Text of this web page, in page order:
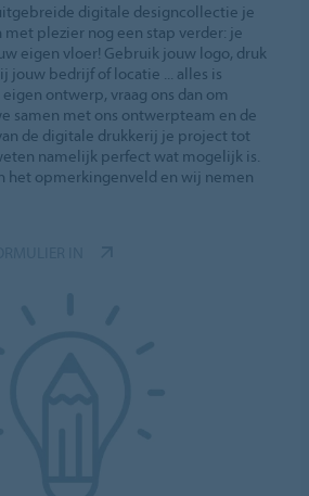
digitale designcollectie je
met plezier nog een stap verder: je
eigen vloer! Gebruik jouw logo, druk
jouw bedrijf of locatie ... alles is
ontwerp, vraag ons dan om
samen met ons ontwerpteam en de
de digitale drukkerij je project tot
namelijk perfect wat mogelijk is.
het opmerkingenveld en wij nemen